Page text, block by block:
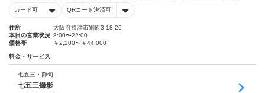
カード可 QRコード決済可
住所
大阪府摂津市別府3-18-26
本日の営業状況 8:00〜22:00
価格帯
￥2,200〜￥44,000
料金・サービス
七五三・節句
七五三撮影